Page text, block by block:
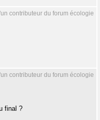
contributeur du forum écologie
contributeur du forum écologie
final ?